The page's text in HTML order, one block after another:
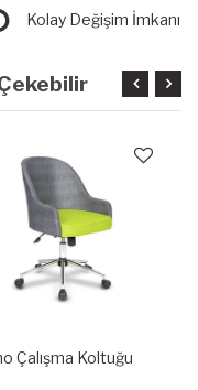
Kolay Değişim İmkanı
Çalışma Koltuğu